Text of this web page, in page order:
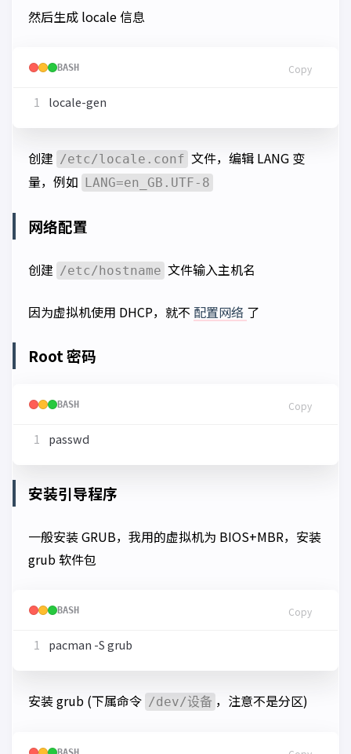
然后生成 locale 信息
BASH Copy
创建 /etc/locale.conf 文件，编辑 LANG 变
量，例如
LANG=en_GB.UTF-8
网络配置
创建 /etc/hostname 文件输入主机名
因为虚拟机使用 DHCP，就不 配置网络 了
Root 密码
BASH Copy
安装引导程序
一般安装 GRUB，我用的虚拟机为 BIOS+MBR，安装
grub 软件包
BASH Copy
安装 grub (下属命令 /dev/设备 ，注意不是分区)